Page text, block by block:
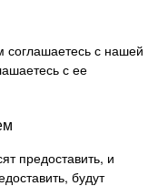
с нашей
с ее
предоставить, и
будут